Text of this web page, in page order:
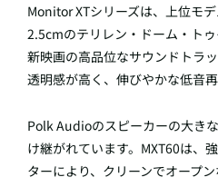
Monitor XTシリーズは、上位モ
2.5cmのテリレン・ドーム・ト
新映画の高品位なサウンドトラ
透明感が高く、伸びやかな低音
Polk Audioのスピーカーの大き
け継がれています。MXT60は、
ターにより、クリーンでオープ